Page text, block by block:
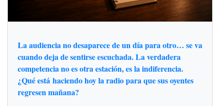
La audiencia no desaparece de un día para otro… se va
cuando deja de sentirse escuchada. La verdadera
competencia no es otra estación, es la indiferencia.
¿Qué está haciendo hoy la radio para que sus oyentes
regresen mañana?